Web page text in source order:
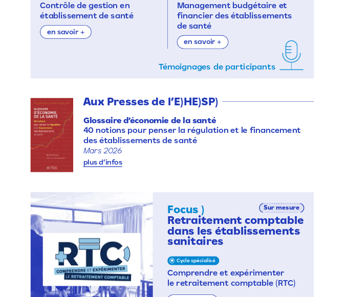
Aux Presses de l’E)HE)SP)
Glossaire d’économie de la santé
40 notions pour penser la régulation et le financement
des établissements de santé
Mars 2026
plus d’infos
Contrôle de gestion en
établissement de santé
en savoir +
Management budgétaire et
financier des établissements
de santé
en savoir +
Témoignages de participants
Comprendre et expérimenter
le retraitement comptable (RTC)
Focus )
Retraitement comptable
dans les établissements
sanitaires
Sur mesure
Cycle spécialisé